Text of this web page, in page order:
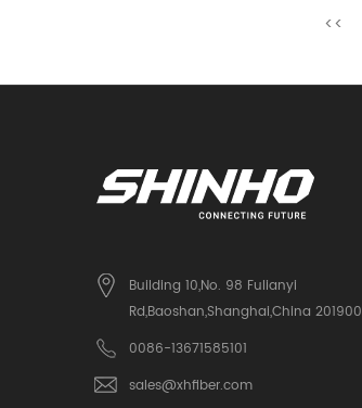
<<
Building 10,No. 98 Fulianyi
Rd,Baoshan,Shanghai,China 201900
0086-13671585101
sales@xhfiber.com